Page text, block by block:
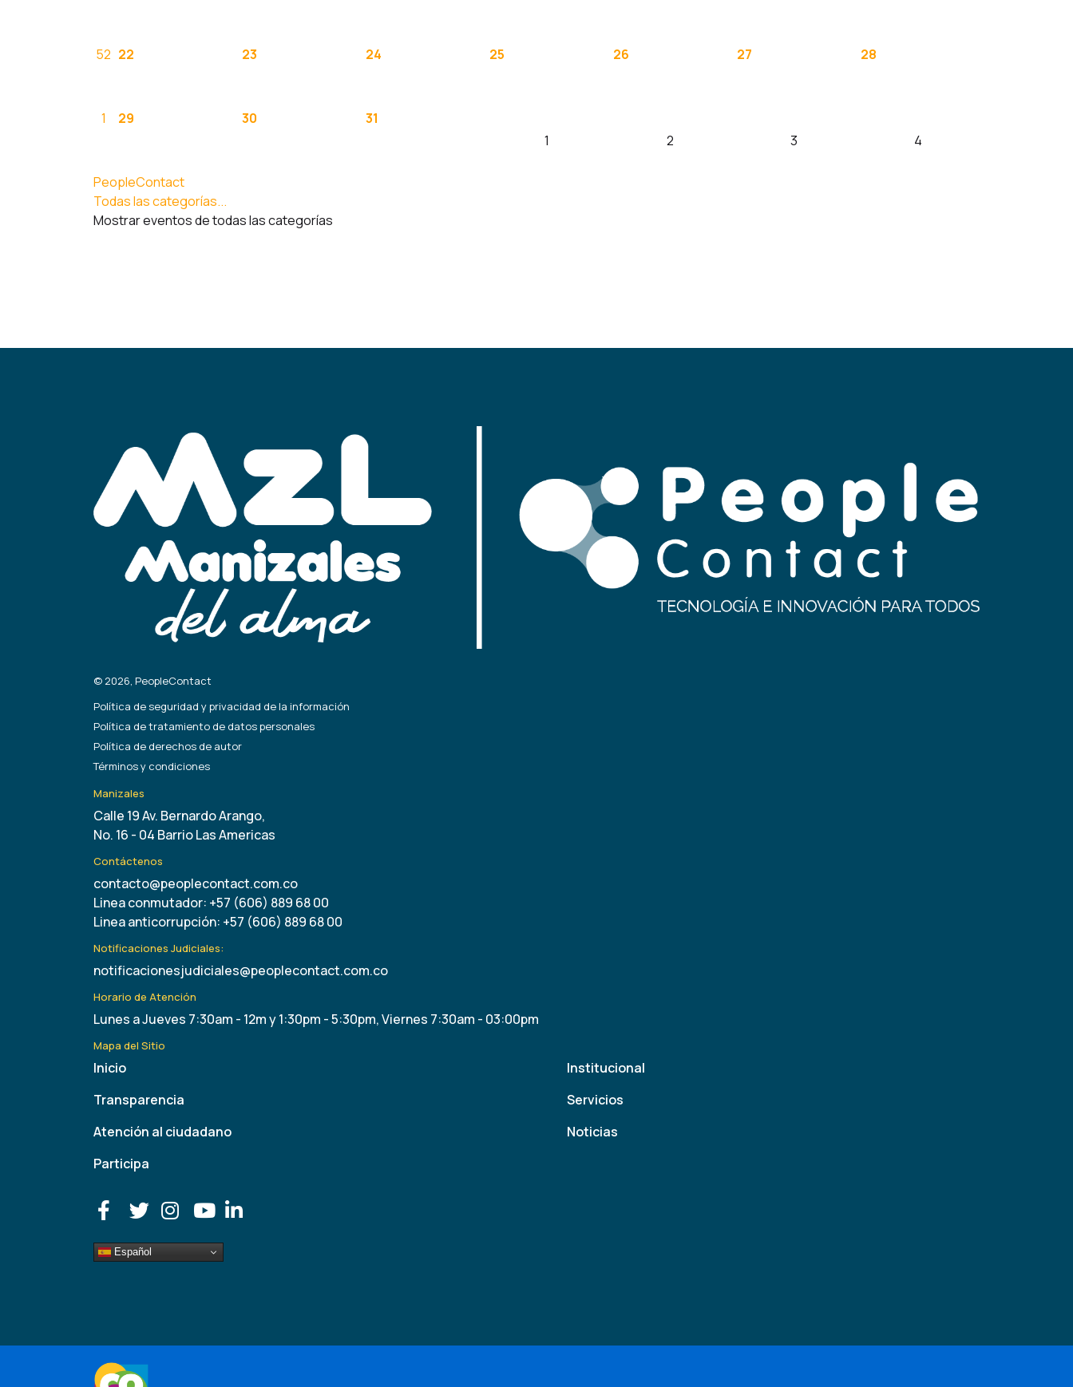
52 22 23 24 25 26 27 28
1 29 30
31
1
2 3 4
PeopleContact
Todas las categorías...
Mostrar eventos de todas las categorías
© 2026, PeopleContact
Política de seguridad y privacidad de la información
Política de tratamiento de datos personales
Política de derechos de autor
Términos y condiciones
Manizales
Calle 19 Av. Bernardo Arango,
No. 16 - 04 Barrio Las Americas
Contáctenos
contacto@peoplecontact.com.co
Linea conmutador: +57 (606) 889 68 00
Linea anticorrupción: +57 (606) 889 68 00
Notificaciones Judiciales:
notificacionesjudiciales@peoplecontact.com.co
Horario de Atención
Lunes a Jueves 7:30am - 12m y 1:30pm - 5:30pm, Viernes 7:30am - 03:00pm
Mapa del Sitio
Inicio
Transparencia
Atención al ciudadano
Participa
Institucional
Servicios
Noticias
Español